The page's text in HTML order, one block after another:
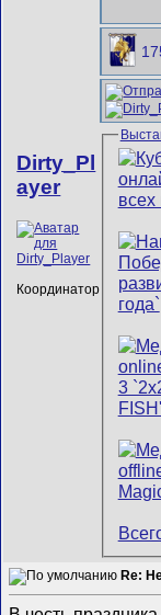
Dirty_Pl
ayer
Координатор
Re: